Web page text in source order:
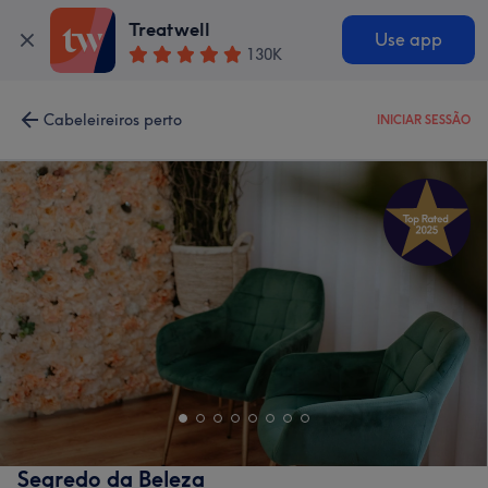
Treatwell
130K
Use app
Cabeleireiros perto INICIAR SESSÃO
Segredo da Beleza